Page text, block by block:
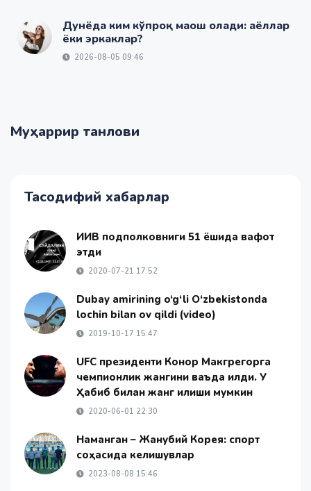
Дунёда ким кўпроқ маош олади: аёллар
ёки эркаклар?
2026-08-05 09:46
Муҳаррир танлови
Тасодифий хабарлар
ИИВ подполковниги 51 ёшида вафот
этди
2020-07-21 17:52
Dubay amirining o‘g‘li O‘zbekistonda
lochin bilan ov qildi (video)
2019-10-17 15:47
UFC президенти Конор Макгрегорга
чемпионлик жангини ваъда қилди. У
Ҳабиб билан жанг қилиши мумкин
2020-06-01 22:30
Наманган – Жанубий Корея: спорт
соҳасида келишувлар
2023-08-08 15:46